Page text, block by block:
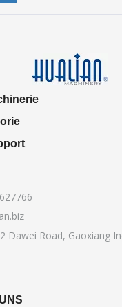
Dawei Road, Gaoxiang